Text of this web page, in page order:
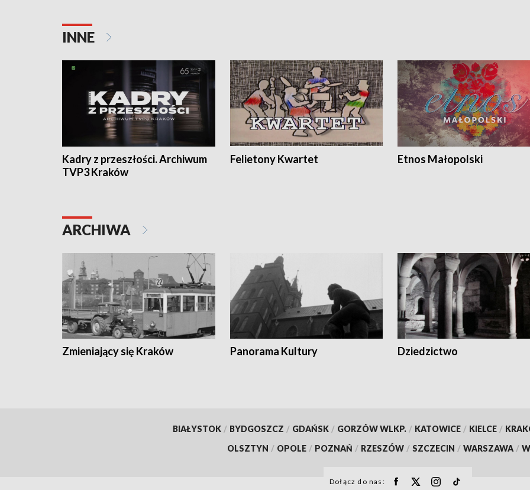
INNE
Kadry z przeszłości. Archiwum
TVP3 Kraków
Felietony Kwartet Etnos Małopolski
ARCHIWA
Zmieniający się Kraków Panorama Kultury Dziedzictwo
BIAŁYSTOK / BYDGOSZCZ / GDAŃSK / GORZÓW WLKP. / KATOWICE / KIELCE /
OLSZTYN / OPOLE / POZNAŃ / RZESZÓW / SZCZECIN / WARSZAWA /
Dołącz do nas: